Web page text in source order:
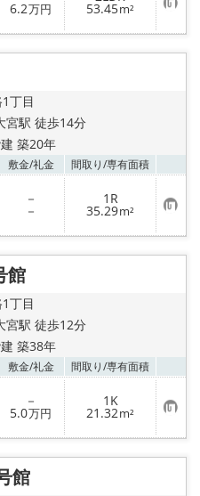
登
録
6.2万円 53.45m² お
気
に
り
丁目
宮駅 徒歩14分
築20年
敷金/礼金 間取り/専有面積
－
－
1R
35.29m² お
気
に
り
館
丁目
宮駅 徒歩12分
築38年
敷金/礼金 間取り/専有面積
－
5.0万円
1K
21.32m² お
気
に
り
館